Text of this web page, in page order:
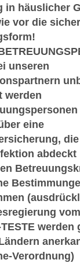
in häuslicher
vor die
unseren
werden
eine
abdeckt
werden
Verordnung)